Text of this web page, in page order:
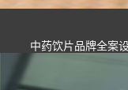
中药饮片品牌全案